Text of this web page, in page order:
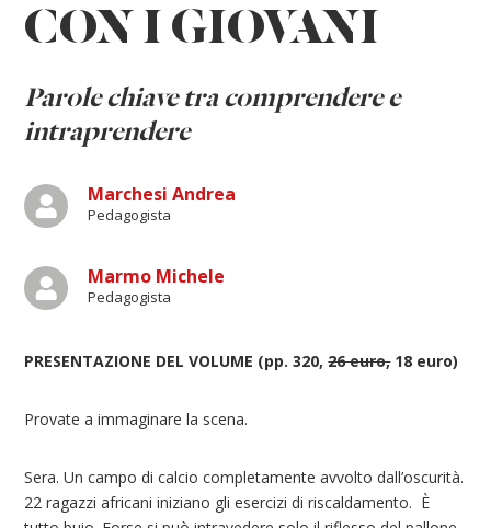
CON I GIOVANI
Parole chiave tra comprendere e
intraprendere
Marchesi Andrea
Pedagogista
Marmo Michele
Pedagogista
PRESENTAZIONE DEL VOLUME (pp. 320,26 euro,18 euro)
Provate a immaginare la scena.
Sera. Un campo di calcio completamente avvolto dall’oscurità.
22 ragazzi africani iniziano gli esercizi di riscaldamento. È